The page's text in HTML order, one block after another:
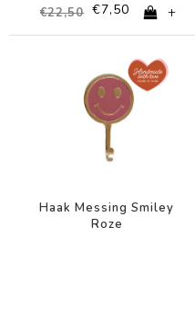
€22,50 €7,50 +
Haak Messing Smiley
Roze